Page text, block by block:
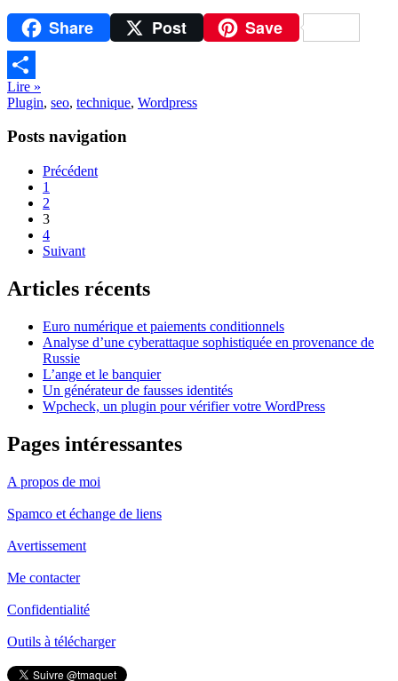
Share Post Save
Partager
Lire »
Plugin, seo, technique, Wordpress
Posts navigation
Précédent
1
2
3
4
Suivant
Articles récents
Euro numérique et paiements conditionnels
Analyse d’une cyberattaque sophistiquée en provenance de
Russie
L’ange et le banquier
Un générateur de fausses identités
Wpcheck, un plugin pour vérifier votre WordPress
Pages intéressantes
A propos de moi
Spamco et échange de liens
Avertissement
Me contacter
Confidentialité
Outils à télécharger